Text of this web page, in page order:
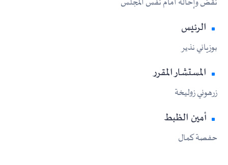
الرئيس
بوزياني نذير
المستشار المقرر
زرهوني زوليخة
أمين الظبط
حفصة كمال